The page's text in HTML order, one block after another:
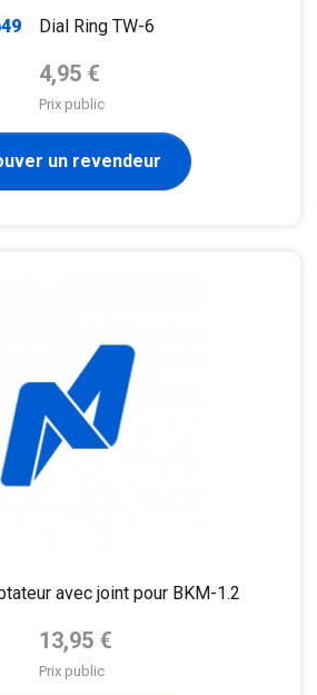
Dial Ring TW-6
Prix de base
4,95 €
Prix public
un revendeur
avec joint pour BKM-1.2
Prix de base
13,95 €
Prix public